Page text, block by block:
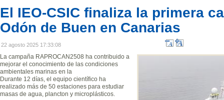
El IEO-CSIC finaliza la primera
Odón de Buen en Canarias
22 agosto 2025 17:33:08
La campaña RAPROCAN2508 ha contribuido a
mejorar el conocimiento de las condiciones
ambientales marinas en la
Durante 12 días, el equipo científico ha
realizado más de 50 estaciones para estudiar
masas de agua, plancton y microplásticos.